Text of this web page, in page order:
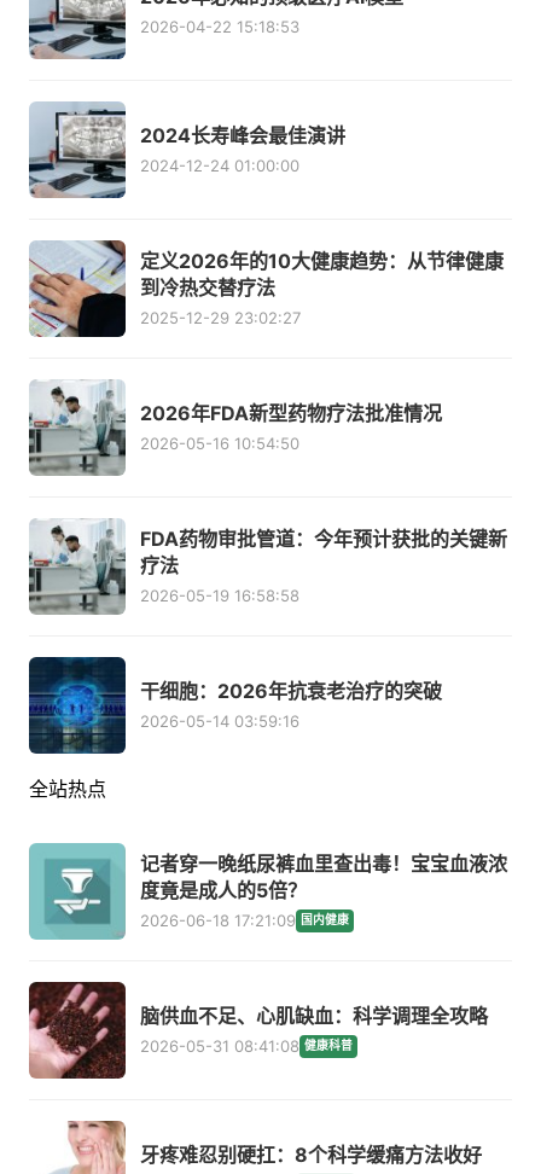
2026-04-22 15:18:53
2024长寿峰会最佳演讲
2024-12-24 01:00:00
定义2026年的10大健康趋势：从节律健康
到冷热交替疗法
2025-12-29 23:02:27
2026年FDA新型药物疗法批准情况
2026-05-16 10:54:50
FDA药物审批管道：今年预计获批的关键新
疗法
2026-05-19 16:58:58
干细胞：2026年抗衰老治疗的突破
2026-05-14 03:59:16
全站热点
记者穿一晚纸尿裤血里查出毒！宝宝血液浓
度竟是成人的5倍？
2026-06-18 17:21:09 国内健康
脑供血不足、心肌缺血：科学调理全攻略
2026-05-31 08:41:08 健康科普
牙疼难忍别硬扛：8个科学缓痛方法收好